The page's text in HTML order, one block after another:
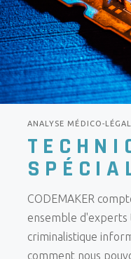
ANALYSE MÉDICO-
CODEMAKER
ensemble d'experts
criminalistique
comment nous